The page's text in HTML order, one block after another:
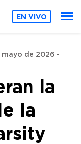
EN VIVO
mayo de 2026 -
la
la